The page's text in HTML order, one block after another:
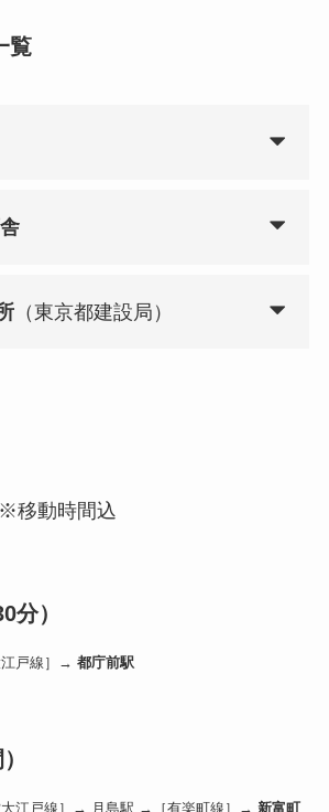
覧
（東京都建設局）
移動時間込
分）
戸線］→ 都庁前駅
江戸線］→ 月島駅 →［有楽町線］→ 新富町